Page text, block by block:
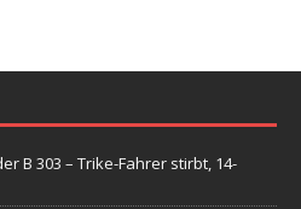
B 303 – Trike-Fahrer stirbt, 14-